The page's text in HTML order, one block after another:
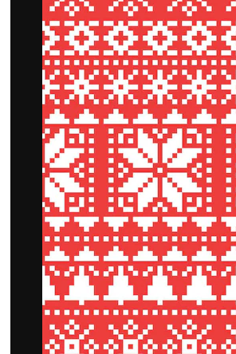
Luova alusta parhaiden
toteuttamiseen. Yli
luovien alojen
toimistojen ja studioiden
Suomi